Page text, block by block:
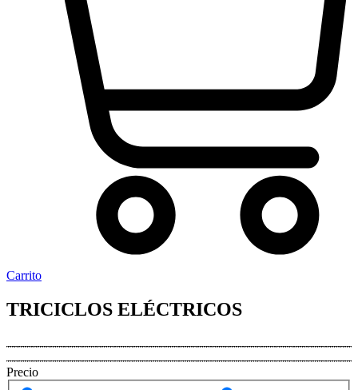
Carrito
TRICICLOS ELÉCTRICOS
Precio